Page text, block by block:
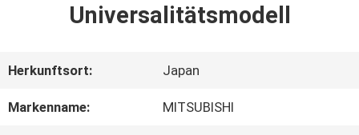
VIDEOSUniversalitätsmodell
Herkunftsort: Japan
Markenname: MITSUBISHI